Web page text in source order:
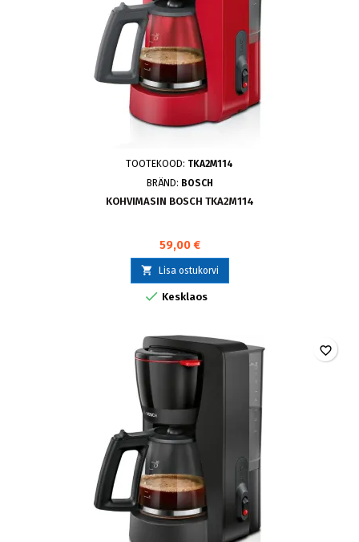
TOOTEKOOD: TKA2M114
BRÄND: BOSCH
KOHVIMASIN BOSCH TKA2M114
59,00 €
 Lisa ostukorvi
 Kesklaos
favorite_border